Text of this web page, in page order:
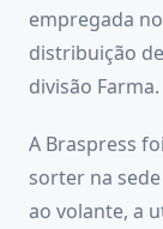
empregada
distribuição
divisão Farma.
A Braspress
sorter na
ao volante, a